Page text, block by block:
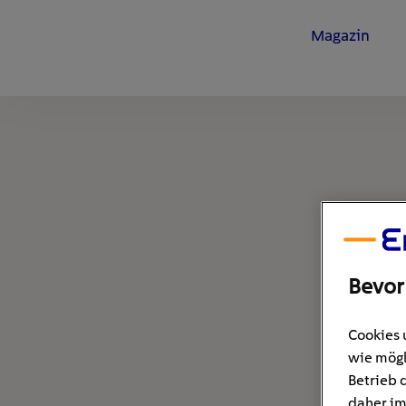
Magazin
Cookies
wie
Betrieb